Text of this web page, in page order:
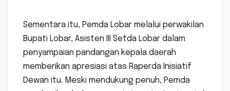
Sementara itu, Pemda Lobar melalui perwakilan
Bupati Lobar, Asisten III Setda Lobar dalam
penyampaian pandangan kepala daerah
memberikan apresiasi atas Raperda Inisiatif
Dewan itu. Meski mendukung penuh, Pemda